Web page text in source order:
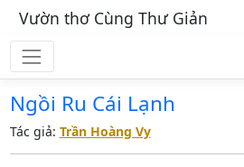
Vườn thơ Cùng Thư Giản
Ngồi Ru Cái Lạnh
Tác giả: Trần Hoàng Vy